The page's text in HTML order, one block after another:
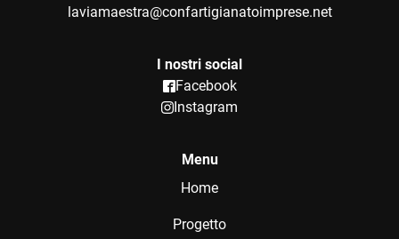
laviamaestra@confartigianatoimprese.net
I nostri social
Facebook
Instagram
Menu
Home
Progetto